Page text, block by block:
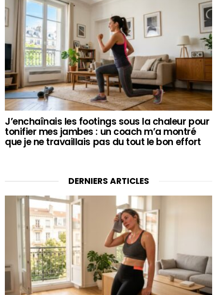
J’enchaînais les footings sous la chaleur pour
tonifier mes jambes : un coach m’a montré
que je ne travaillais pas du tout le bon effort
DERNIERS ARTICLES